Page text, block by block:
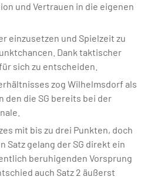
und Vertrauen in die eigenen
einzusetzen und Spielzeit zu
Dank taktischer
sich zu entscheiden.
zog Wilhelmsdorf als
den die SG bereits bei der
mit bis zu drei Punkten, doch
Satz gelang der SG direkt ein
beruhigenden Vorsprung
auch Satz 2 äußerst